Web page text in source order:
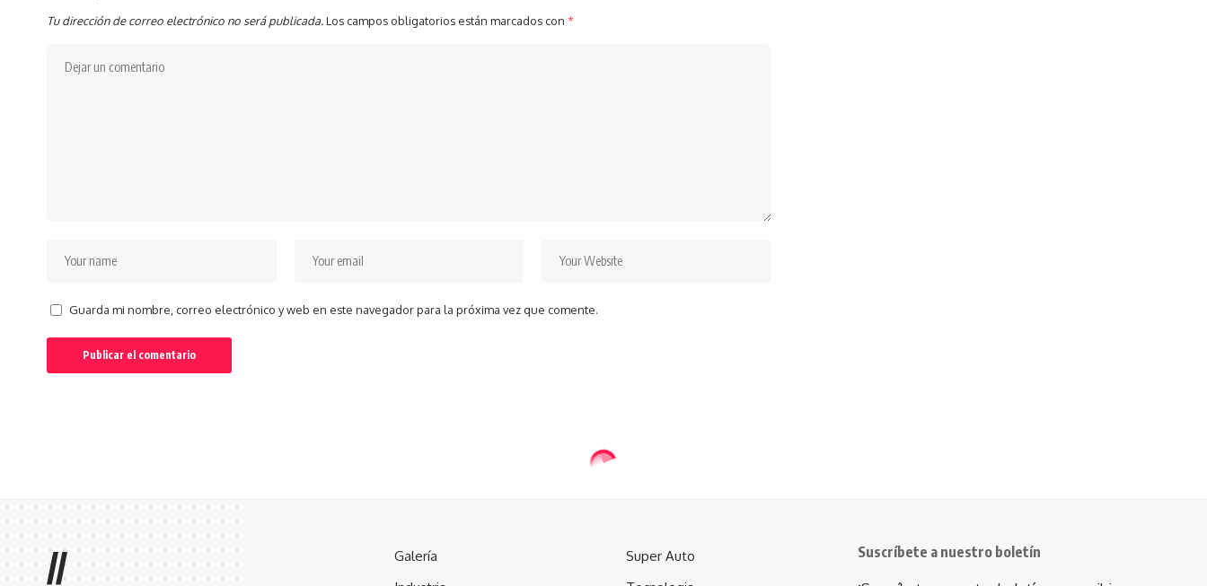
Tu dirección de correo electrónico no será publicada.Los campos obligatorios están marcados con *
Guarda mi nombre, correo electrónico y web en este navegador para la próxima vez que comente.
//
Galería
Super Auto
Suscríbete a nuestro boletín